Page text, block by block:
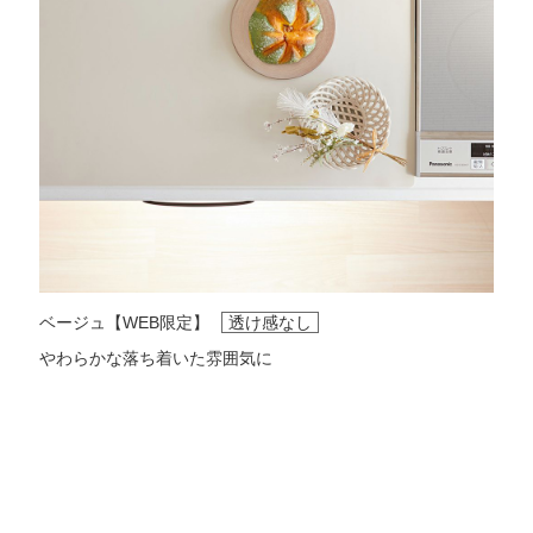
ベージュ【WEB限定】
透け感なし
やわらかな落ち着いた雰囲気に